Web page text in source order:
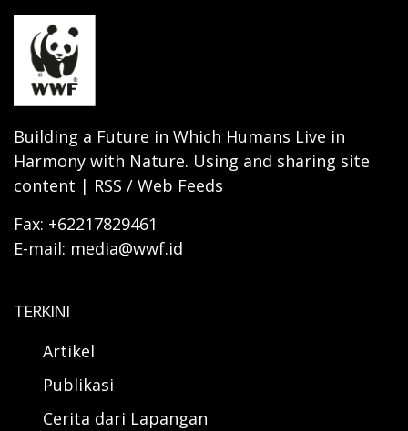
Building a Future in Which Humans Live in
Harmony with Nature. Using and sharing site
content | RSS / Web Feeds
Fax: +62217829461
E-mail: media@wwf.id
TERKINI
Artikel
Publikasi
Cerita dari Lapangan